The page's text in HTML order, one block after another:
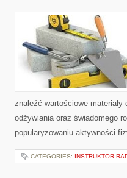
znaleźć wartościowe
odżywiania oraz świadomego
popularyzowaniu aktywności
CATEGORIES: INSTRUKTOR